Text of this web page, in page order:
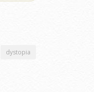
dystopia